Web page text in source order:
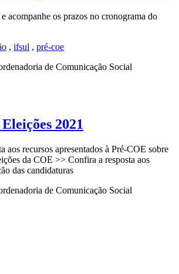
acompanhe os prazos no cronograma do
, ifsul , pré-coe
de Comunicação Social
2021
aos recursos apresentados à Pré-COE sobre
da COE >> Confira a resposta aos
das candidaturas
de Comunicação Social